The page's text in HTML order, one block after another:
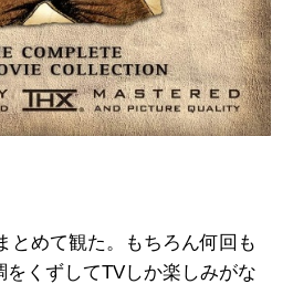
とめて観た。もちろん何回も
くずしてTVしか楽しみがな